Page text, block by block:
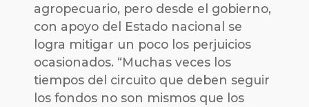
agropecuario, pero desde el gobierno,
con apoyo del Estado nacional se
logra mitigar un poco los perjuicios
ocasionados. “Muchas veces los
tiempos del circuito que deben seguir
los fondos no son mismos que los